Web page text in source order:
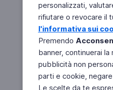
personalizzati,
rifiutare o revocare il
l'informativa sui
Premendo
banner, continuerai
pubblicità non
parti e cookie,
Le scelte da te